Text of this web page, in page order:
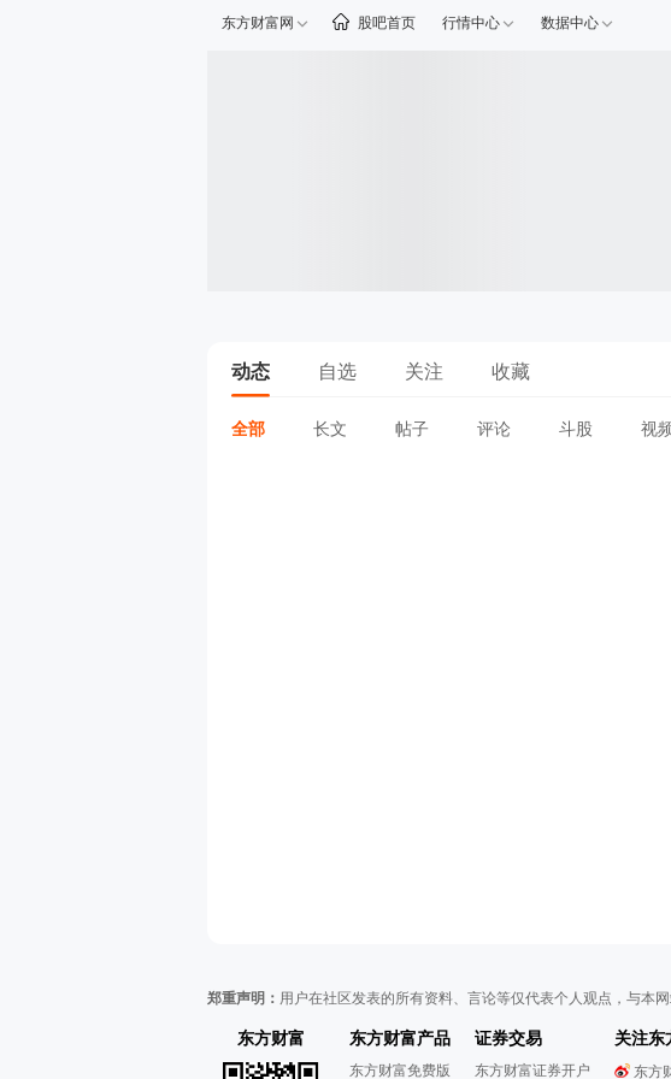
东方财富网 股吧首页 行情中心 数据中心
动态 自选 关注 收藏
全部 长文 帖子 评论 斗股 视
郑重声明： 用户在社区发表的所有资料、言论等仅代表个人观点，与本
东方财富 东方财富产品
东方财富免费版
证券交易
东方财富证券开户
关注东
东方